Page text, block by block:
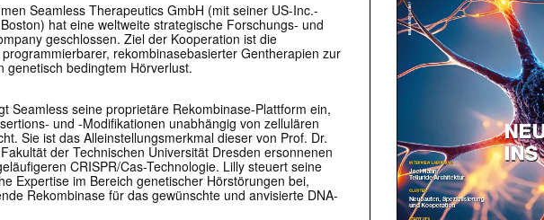
Seamless Therapeutics GmbH (mit seiner US-Inc.-
hat eine weltweite strategische Forschungs- und
geschlossen. Ziel der Kooperation ist die
rekombinasebasierter Gentherapien zur
genetisch bedingtem Hörverlust.
Seamless seine proprietäre Rekombinase-Plattform ein,
und -Modifikationen unabhängig von zellulären
Sie ist das Alleinstellungsmerkmal dieser von Prof. Dr.
der Technischen Universität Dresden ersonnenen
CRISPR/Cas-Technologie. Lilly steuert seine
Expertise im Bereich genetischer Hörstörungen bei,
Rekombinase für das gewünschte und anvisierte DNA-